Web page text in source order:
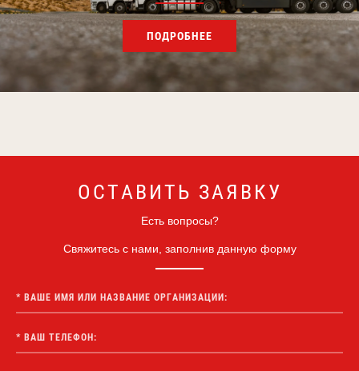
ПОДРОБНЕЕ
ОСТАВИТЬ ЗАЯВКУ
Есть вопросы?
Свяжитесь с нами, заполнив данную форму